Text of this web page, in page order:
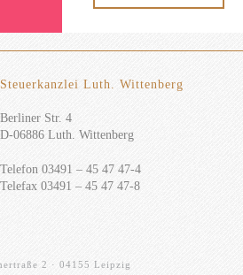
Steuerkanzlei Luth. Wittenberg
Berliner Str. 4
D-06886 Luth. Wittenberg
Telefon 03491 – 45 47 47-4
Telefax 03491 – 45 47 47-8
2 · 04155 Leipzig